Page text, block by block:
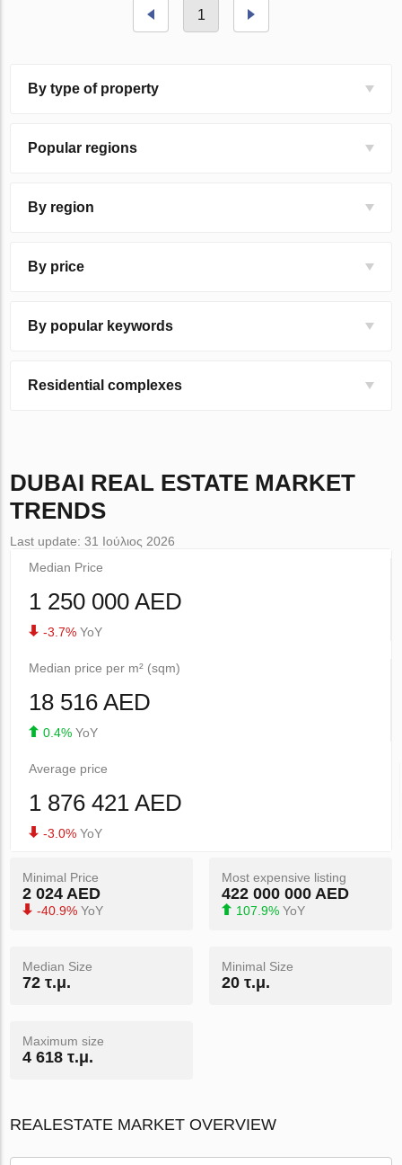
1
By type of property
Popular regions
By region
By price
By popular keywords
Residential complexes
DUBAI REAL ESTATE MARKET
TRENDS
Last update: 31 Ιούλιος 2026
Median Price
1 250 000 AED
-3.7% YoY
Median price per m² (sqm)
18 516 AED
0.4% YoY
Average price
1 876 421 AED
-3.0% YoY
Minimal Price
2 024 AED
-40.9% YoY
Most expensive listing
422 000 000 AED
107.9% YoY
Median Size
72 τ.μ.
Minimal Size
20 τ.μ.
Maximum size
4 618 τ.μ.
REALESTATE MARKET OVERVIEW